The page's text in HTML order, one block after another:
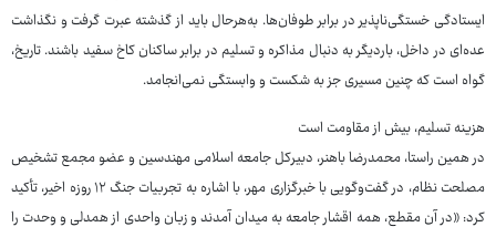
ایستادگی خستگی‌ناپذیر در برابر طوفان‌ها. به‌هرحال باید از گذشته عبرت گرفت و نگذاشت
عده‌ای در داخل، باردیگر به دنبال مذاکره و تسلیم در برابر ساکنان کاخ سفید باشند. تاریخ،
گواه است که چنین مسیری جز به شکست و وابستگی نمی‌انجامد.
هزینه تسلیم، بیش از مقاومت است
در همین راستا، محمدرضا باهنر، دبیرکل جامعه اسلامی مهندسین و عضو مجمع تشخیص
مصلحت نظام، در گفت‌وگویی با خبرگزاری مهر، با اشاره به تجربیات جنگ ۱۲ روزه اخیر، تأکید
کرد: «در آن مقطع، همه اقشار جامعه به میدان آمدند و زبان واحدی از همدلی و وحدت را